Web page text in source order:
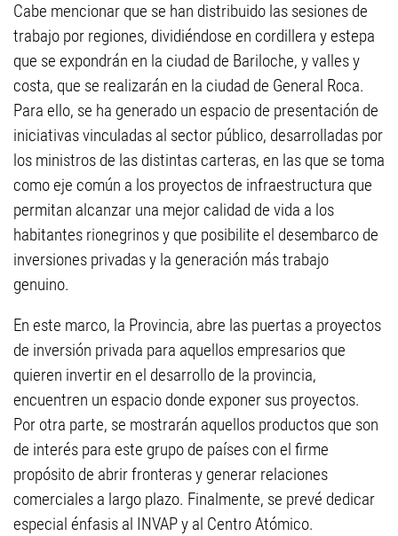
Cabe mencionar que se han distribuido las sesiones de
trabajo por regiones, dividiéndose en cordillera y estepa
que se expondrán en la ciudad de Bariloche, y valles y
costa, que se realizarán en la ciudad de General Roca.
Para ello, se ha generado un espacio de presentación de
iniciativas vinculadas al sector público, desarrolladas por
los ministros de las distintas carteras, en las que se toma
como eje común a los proyectos de infraestructura que
permitan alcanzar una mejor calidad de vida a los
habitantes rionegrinos y que posibilite el desembarco de
inversiones privadas y la generación más trabajo
genuino.
En este marco, la Provincia, abre las puertas a proyectos
de inversión privada para aquellos empresarios que
quieren invertir en el desarrollo de la provincia,
encuentren un espacio donde exponer sus proyectos.
Por otra parte, se mostrarán aquellos productos que son
de interés para este grupo de países con el firme
propósito de abrir fronteras y generar relaciones
comerciales a largo plazo. Finalmente, se prevé dedicar
especial énfasis al INVAP y al Centro Atómico.